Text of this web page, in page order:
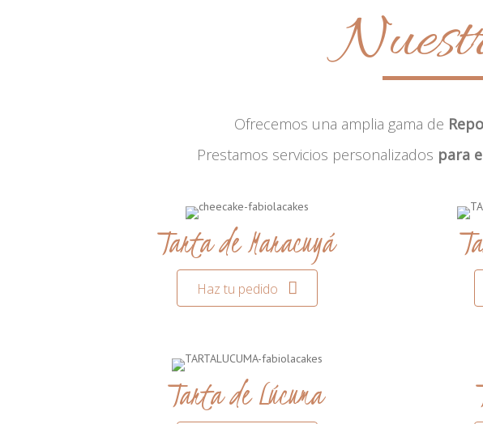
Ofrecemos una amplia gama de
Prestamos servicios personalizados para
Tarta de Maracuyá
Haz tu pedido
Tarta de Lúcuma